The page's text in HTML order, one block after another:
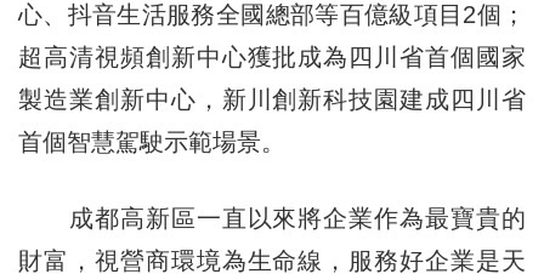
心、抖音生活服務全國總部等百億級項目2個；
超高清視頻創新中心獲批成為四川省首個國家
製造業創新中心，新川創新科技園建成四川省
首個智慧駕駛示範場景。
成都高新區一直以來將企業作為最寶貴的
財富，視營商環境為生命線，服務好企業是天